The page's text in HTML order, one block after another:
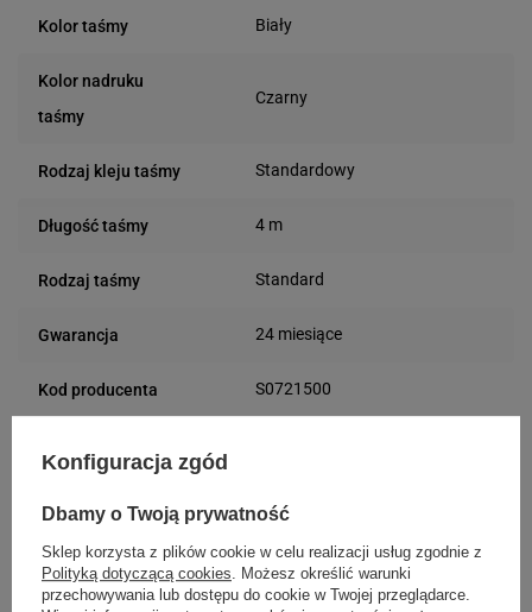
Kolor taśmy Biały
Kolor nadruku
taśmy
Czarny
Rodzaj kleju taśmy Standardowy
Długość taśmy 4 m
Rodzaj taśmy Standard
Gwarancja 24 miesiące
Kod producenta S0721500
abonamentem
odpowiedzialny
Specmark
Bielska 210
43-400 Cieszyn (Polska)
Konfiguracja zgód
Dbamy o Twoją prywatność
Sklep korzysta z plików cookie w celu realizacji usług zgodnie z
Polityką dotyczącą cookies . Możesz określić warunki
przechowywania lub dostępu do cookie w Twojej przeglądarce.